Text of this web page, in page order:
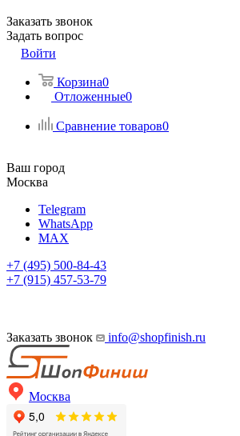
Заказать звонок
Задать вопрос
Войти
Корзина0
Отложенные0
Сравнение товаров0
Ваш город
Москва
Telegram
WhatsApp
MAX
+7 (495) 500-84-43
+7 (915) 457-53-79
Заказать звонок info@shopfinish.ru
Москва